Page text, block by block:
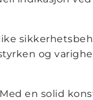
og
en solid